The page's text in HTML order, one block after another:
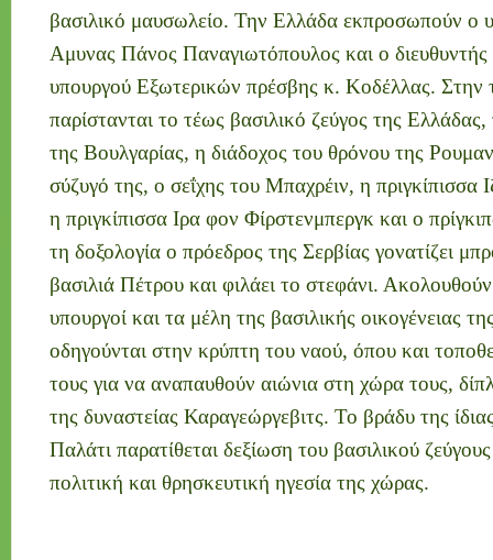
βασιλικό μαυσωλείο. Την Ελλάδα εκπροσωπούν ο
Αμυνας Πάνος Παναγιωτόπουλος και ο διευθυντής
υπουργού Εξωτερικών πρέσβης κ. Κοδέλλας. Στην
παρίστανται το τέως βασιλικό ζεύγος της
της Βουλγαρίας, η διάδοχος του θρόνου της
σύζυγό της, ο σεΐχης του Μπαχρέιν, η πριγκίπισσα
η πριγκίπισσα Ιρα φον Φίρστενμπεργκ και ο
τη δοξολογία ο πρόεδρος της Σερβίας γονατίζει
βασιλιά Πέτρου και φιλάει το στεφάνι.
υπουργοί και τα μέλη της βασιλικής οικογένειας
οδηγούνται στην κρύπτη του ναού, όπου και
τους για να αναπαυθούν αιώνια στη χώρα τους,
της δυναστείας Καραγεώργεβιτς. Το βράδυ της
Παλάτι παρατίθεται δεξίωση του βασιλικού
πολιτική και θρησκευτική ηγεσία της χώρας.